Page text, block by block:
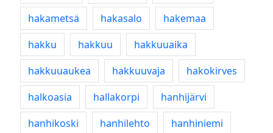
hakametsä
hakasalo
hakemaa
hakku
hakkuu
hakkuuaika
hakkuuaukea
hakkuuvaja
hakokirves
halkoasia
hallakorpi
hanhijärvi
hanhikoski
hanhilehto
hanhiniemi